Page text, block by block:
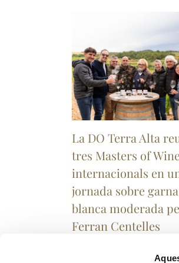
La DO Terra Alta
tres Masters of Wine
internacionals en
jornada sobre
blanca moderada
Ferran Centelles